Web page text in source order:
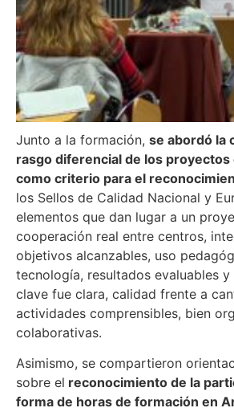
Junto a la formación, se abordó la
rasgo diferencial de los proyectos
como criterio para el
los Sellos de Calidad Nacional y
elementos que dan lugar a un
cooperación real entre centros,
objetivos alcanzables, uso
tecnología, resultados evaluables
clave fue clara, calidad frente a
actividades comprensibles, bien
colaborativas.
Asimismo, se compartieron
sobre el reconocimiento de la
forma de horas de formación en